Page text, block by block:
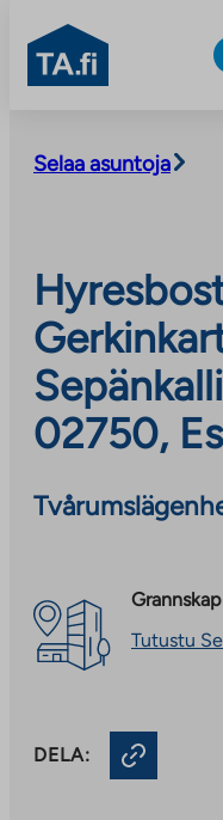
content
TA.fi
Selaa asuntoja
02750,
Grannskap
Tutustu
DELA: